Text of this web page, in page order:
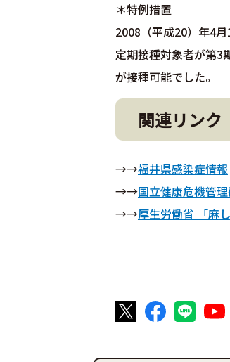
＊特例措置
2008（平成20）年4
定期接種対象者が第3
が接種可能でした。
関連リンク
→→福井県感染症情報
→→国立健康危機管理
→→厚生労働省 「麻